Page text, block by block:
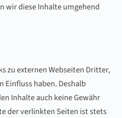
wir diese Inhalte umgehend
zu externen Webseiten Dritter,
Einfluss haben. Deshalb
Inhalte auch keine Gewähr
der verlinkten Seiten ist stets